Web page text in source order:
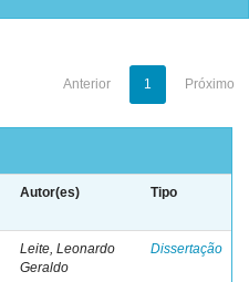
Anterior 1 Próximo
Autor(es) Tipo
Leite, Leonardo
Geraldo
Dissertação